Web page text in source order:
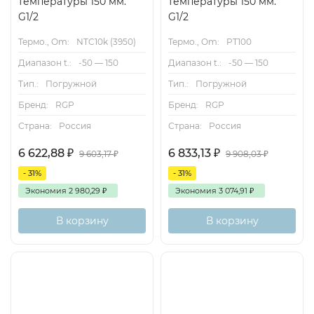
G1/2
Термо., Om:
NTC10k (3950)
Диапазон t.:
-50 — 150
Тип.:
Погружной
Бренд:
RGP
Страна:
Россия
6 622,88 ₽ 9 603,17₽
- 31%
Экономия 2 980,29 ₽
В корзину
G1/2
Термо., Om:
PT100
Диапазон t.:
-50 — 150
Тип.:
Погружной
Бренд:
RGP
Страна:
Россия
6 833,13 ₽ 9 908,03₽
- 31%
Экономия 3 074,91 ₽
В корзину